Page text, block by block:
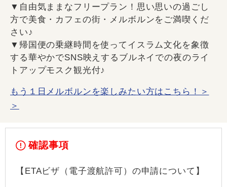
▼自由気ままなフリープラン！思い思いの過ごし
方で美食・カフェの街・メルボルンをご満喫くだ
さい♪
▼帰国便の乗継時間を使ってイスラム文化を象徴
する華やかでSNS映えするブルネイでの夜のライ
トアップモスク観光付♪
もう１日メルボルンを楽しみたい方はこちら！＞
＞
確認事項
【ETAビザ（電子渡航許可）の申請について】